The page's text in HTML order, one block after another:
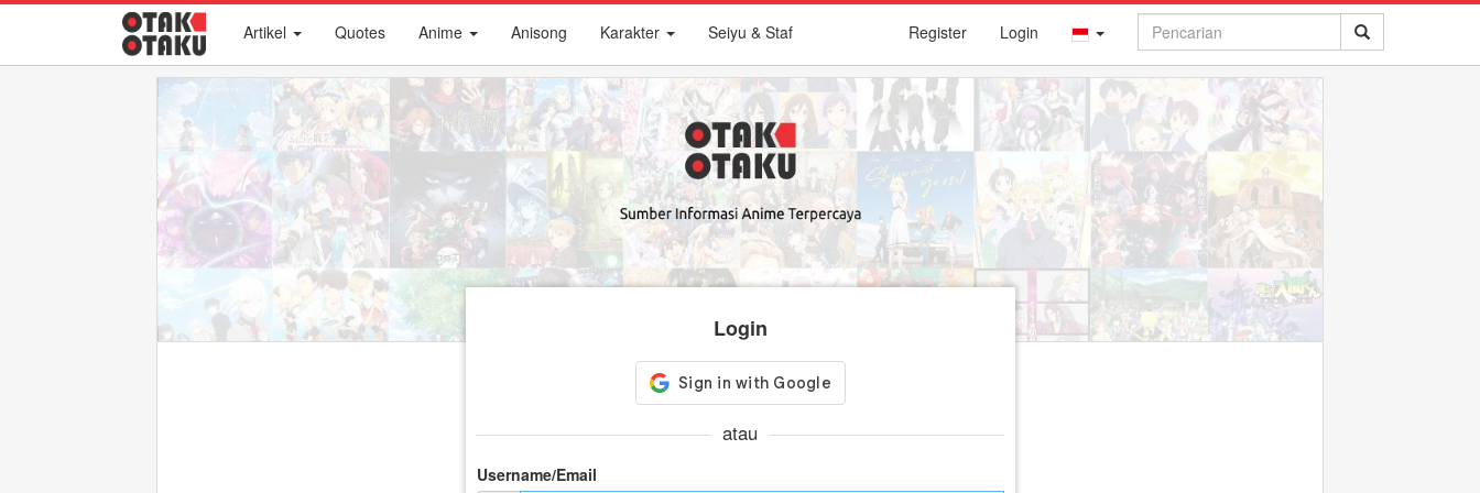
Register Login
Artikel Quotes Anime Anisong Karakter Seiyu & Staf
Login
atau
Username/Email